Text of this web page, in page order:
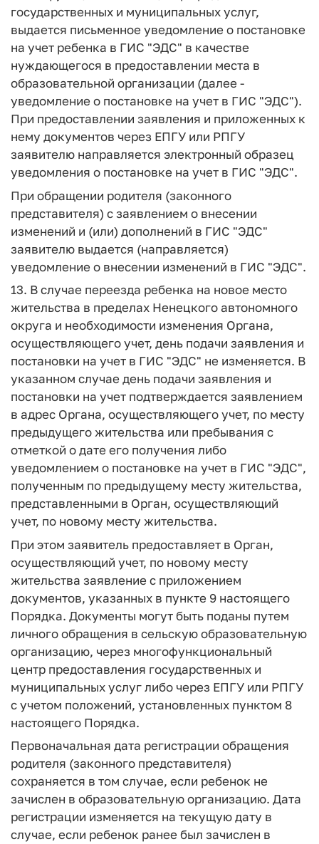
государственных и муниципальных услуг,
выдается письменное уведомление о постановке
на учет ребенка в ГИС "ЭДС" в качестве
нуждающегося в предоставлении места в
образовательной организации (далее -
уведомление о постановке на учет в ГИС "ЭДС").
При предоставлении заявления и приложенных к
нему документов через ЕПГУ или РПГУ
заявителю направляется электронный образец
уведомления о постановке на учет в ГИС "ЭДС".
При обращении родителя (законного
представителя) с заявлением о внесении
изменений и (или) дополнений в ГИС "ЭДС"
заявителю выдается (направляется)
уведомление о внесении изменений в ГИС "ЭДС".
13. В случае переезда ребенка на новое место
жительства в пределах Ненецкого автономного
округа и необходимости изменения Органа,
осуществляющего учет, день подачи заявления и
постановки на учет в ГИС "ЭДС" не изменяется. В
указанном случае день подачи заявления и
постановки на учет подтверждается заявлением
в адрес Органа, осуществляющего учет, по месту
предыдущего жительства или пребывания с
отметкой о дате его получения либо
уведомлением о постановке на учет в ГИС "ЭДС",
полученным по предыдущему месту жительства,
представленными в Орган, осуществляющий
учет, по новому месту жительства.
При этом заявитель предоставляет в Орган,
осуществляющий учет, по новому месту
жительства заявление с приложением
документов, указанных в пункте 9 настоящего
Порядка. Документы могут быть поданы путем
личного обращения в сельскую образовательную
организацию, через многофункциональный
центр предоставления государственных и
муниципальных услуг либо через ЕПГУ или РПГУ
с учетом положений, установленных пунктом 8
настоящего Порядка.
Первоначальная дата регистрации обращения
родителя (законного представителя)
сохраняется в том случае, если ребенок не
зачислен в образовательную организацию. Дата
регистрации изменяется на текущую дату в
случае, если ребенок ранее был зачислен в